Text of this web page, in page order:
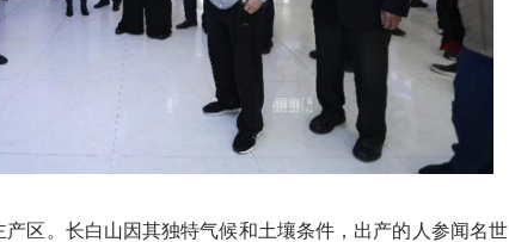
区。长白山因其独特气候和土壤条件，出产的人参闻名世